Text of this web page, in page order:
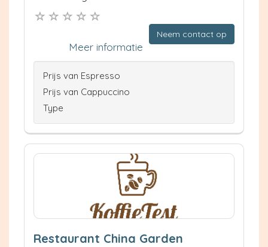
Neem contact op
Meer informatie
Prijs van Espresso
Prijs van Cappuccino
Type
Restaurant China Garden